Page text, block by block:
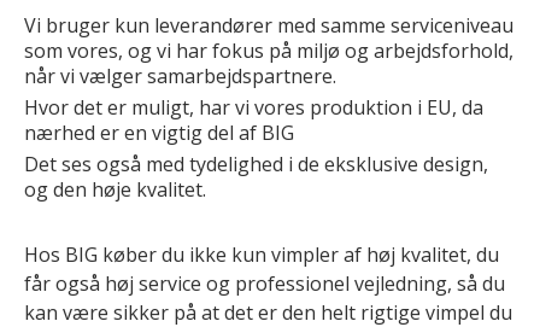
Vi bruger kun leverandører med samme serviceniveau
som vores, og vi har fokus på miljø og arbejdsforhold,
når vi vælger samarbejdspartnere.
Hvor det er muligt, har vi vores produktion i EU, da
nærhed er en vigtig del af BIG
Det ses også med tydelighed i de eksklusive design,
og den høje kvalitet.
Hos BIG køber du ikke kun vimpler af høj kvalitet, du
får også høj service og professionel vejledning, så du
kan være sikker på at det er den helt rigtige vimpel du